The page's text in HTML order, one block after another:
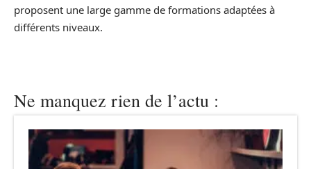
proposent une large gamme de formations adaptées à
différents niveaux.
Ne manquez rien de l’actu :